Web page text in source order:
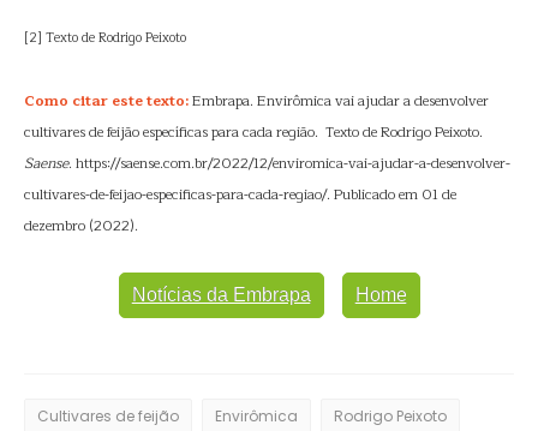
[2] Texto de Rodrigo Peixoto
Como citar este texto:Embrapa. Envirômica vai ajudar a desenvolver
cultivares de feijão específicas para cada região. Texto de Rodrigo Peixoto.
Saense. https://saense.com.br/2022/12/enviromica-vai-ajudar-a-desenvolver-
cultivares-de-feijao-especificas-para-cada-regiao/. Publicado em 01 de
dezembro (2022).
Notícias da Embrapa Home
Cultivares de feijão Envirômica Rodrigo Peixoto